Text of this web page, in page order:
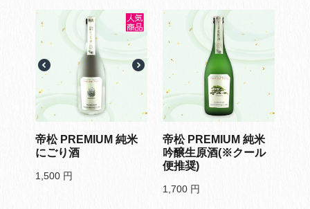
帝松 PREMIUM 純米
にごり酒
1,500 円
帝松 PREMIUM 純米
吟醸生原酒(※クール
便推奨)
1,700 円